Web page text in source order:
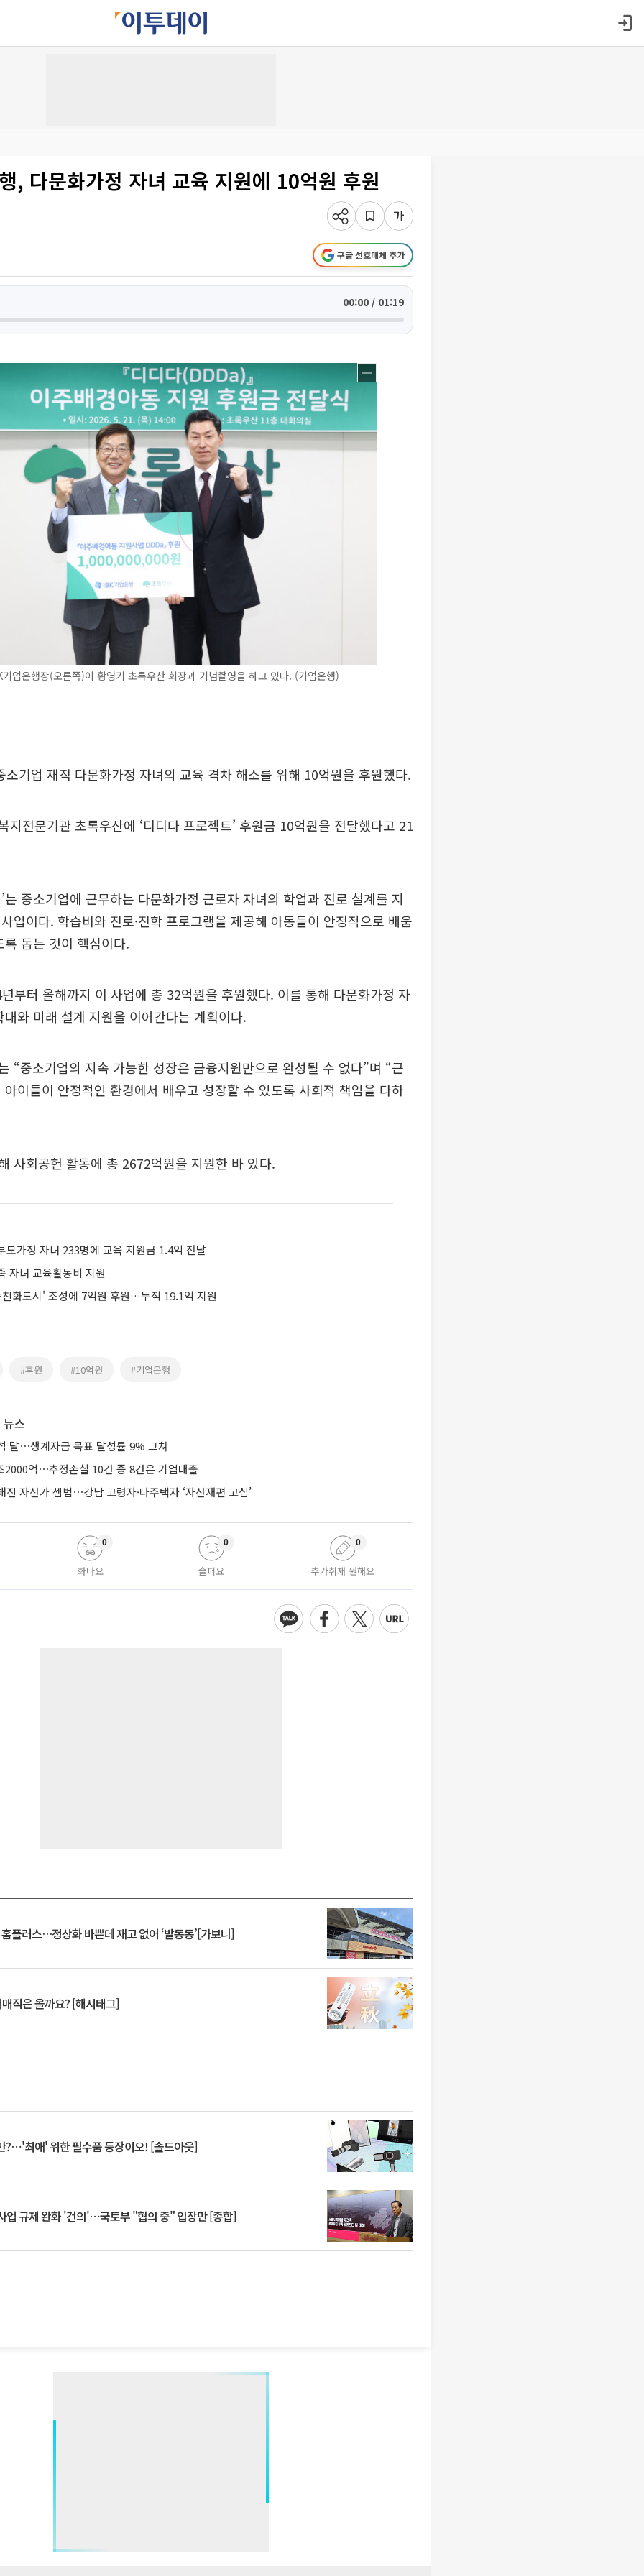
, 다문화가정 자녀 교육 지원에 10억원 후원
구글 선호매체 추가
00:00 / 01:19
업은행장(오른쪽)이 황영기 초록우산 회장과 기념촬영을 하고 있다. (기업은행)
소기업 재직 다문화가정 자녀의 교육 격차 해소를 위해 10억원을 후원했다.
지전문기관 초록우산에 ‘디디다 프로젝트’ 후원금 10억원을 전달했다고 21
는 중소기업에 근무하는 다문화가정 근로자 자녀의 학업과 진로 설계를 지
업이다. 학습비와 진로·진학 프로그램을 제공해 아동들이 안정적으로 배움
돕는 것이 핵심이다.
부터 올해까지 이 사업에 총 32억원을 후원했다. 이를 통해 다문화가정 자
와 미래 설계 지원을 이어간다는 계획이다.
“중소기업의 지속 가능한 성장은 금융지원만으로 완성될 수 없다”며 “근
이들이 안정적인 환경에서 배우고 성장할 수 있도록 사회적 책임을 다하
사회공헌 활동에 총 2672억원을 지원한 바 있다.
모가정 자녀 233명에 교육 지원금 1.4억 전달
자녀 교육활동비 지원
화도시' 조성에 7억원 후원…누적 19.1억 지원
#후원 #10억원 #기업은행
스
달⋯생계자금 목표 달성률 9% 그쳐
2000억⋯추정손실 10건 중 8건은 기업대출
진 자산가 셈법⋯강남 고령자·다주택자 ‘자산재편 고심’
화나요
0
슬퍼요
0
추가취재 원해요
0
플러스…정상화 바쁜데 재고 없어 ‘발동동’[가보니]
직은 올까요? [해시태그]
?⋯'최애' 위한 필수품 등장이오! [솔드아웃]
업 규제 완화 '건의'⋯국토부 "협의 중" 입장만 [종합]